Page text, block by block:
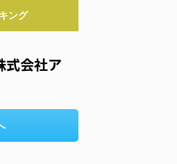
ング
式会社ア